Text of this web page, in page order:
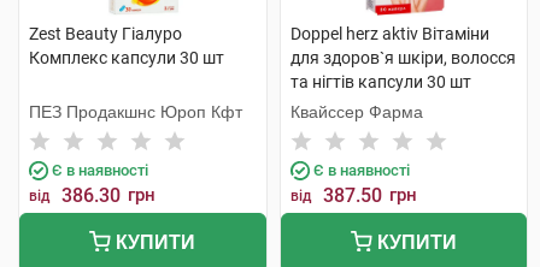
Zest Beauty Гіалуро
Комплекс капсули 30 шт
ПЕЗ Продакшнс Юроп Кфт
Є в наявності
від 386.30 грн
КУПИТИ
Doppel herz aktiv Вітаміни
для здоров`я шкіри, волосся
та нігтів капсули 30 шт
Квайссер Фарма
Є в наявності
від 387.50 грн
КУПИТИ